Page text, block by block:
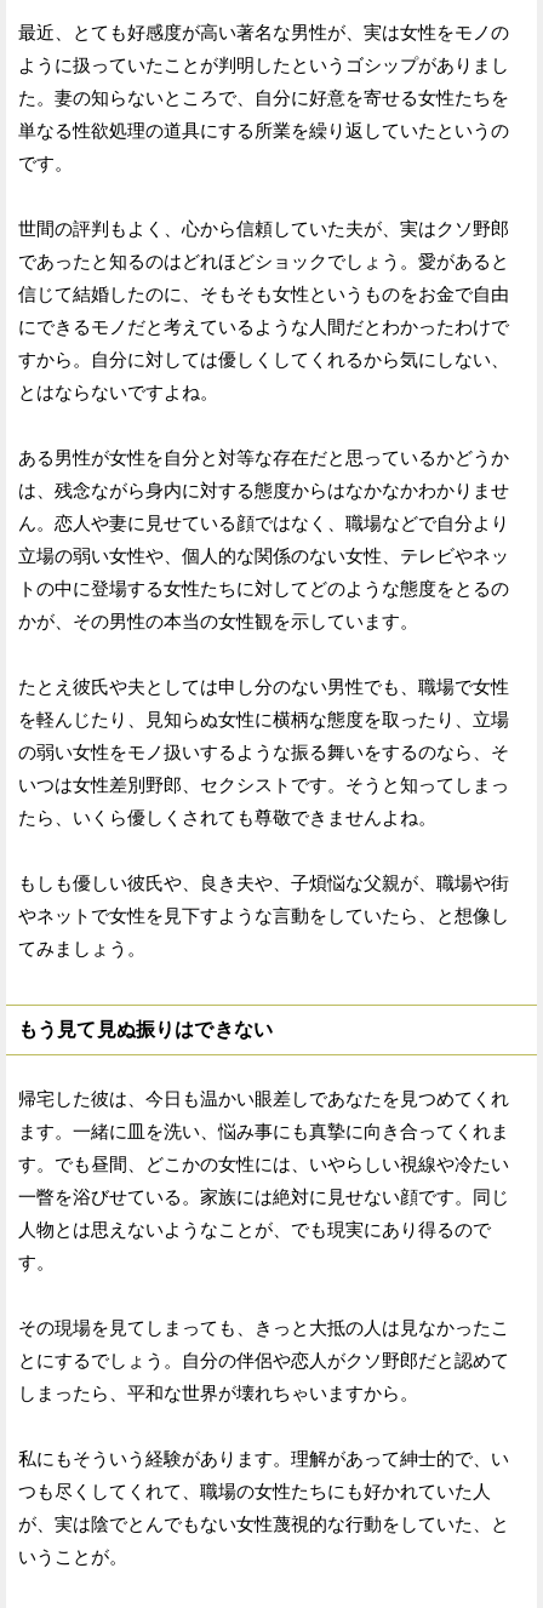
最近、とても好感度が高い著名な男性が、実は女性をモノの
ように扱っていたことが判明したというゴシップがありまし
た。妻の知らないところで、自分に好意を寄せる女性たちを
単なる性欲処理の道具にする所業を繰り返していたというの
です。
世間の評判もよく、心から信頼していた夫が、実はクソ野郎
であったと知るのはどれほどショックでしょう。愛があると
信じて結婚したのに、そもそも女性というものをお金で自由
にできるモノだと考えているような人間だとわかったわけで
すから。自分に対しては優しくしてくれるから気にしない、
とはならないですよね。
ある男性が女性を自分と対等な存在だと思っているかどうか
は、残念ながら身内に対する態度からはなかなかわかりませ
ん。恋人や妻に見せている顔ではなく、職場などで自分より
立場の弱い女性や、個人的な関係のない女性、テレビやネッ
トの中に登場する女性たちに対してどのような態度をとるの
かが、その男性の本当の女性観を示しています。
たとえ彼氏や夫としては申し分のない男性でも、職場で女性
を軽んじたり、見知らぬ女性に横柄な態度を取ったり、立場
の弱い女性をモノ扱いするような振る舞いをするのなら、そ
いつは女性差別野郎、セクシストです。そうと知ってしまっ
たら、いくら優しくされても尊敬できませんよね。
もしも優しい彼氏や、良き夫や、子煩悩な父親が、職場や街
やネットで女性を見下すような言動をしていたら、と想像し
てみましょう。
もう見て見ぬ振りはできない
帰宅した彼は、今日も温かい眼差しであなたを見つめてくれ
ます。一緒に皿を洗い、悩み事にも真摯に向き合ってくれま
す。でも昼間、どこかの女性には、いやらしい視線や冷たい
一瞥を浴びせている。家族には絶対に見せない顔です。同じ
人物とは思えないようなことが、でも現実にあり得るので
す。
その現場を見てしまっても、きっと大抵の人は見なかったこ
とにするでしょう。自分の伴侶や恋人がクソ野郎だと認めて
しまったら、平和な世界が壊れちゃいますから。
私にもそういう経験があります。理解があって紳士的で、い
つも尽くしてくれて、職場の女性たちにも好かれていた人
が、実は陰でとんでもない女性蔑視的な行動をしていた、と
いうことが。